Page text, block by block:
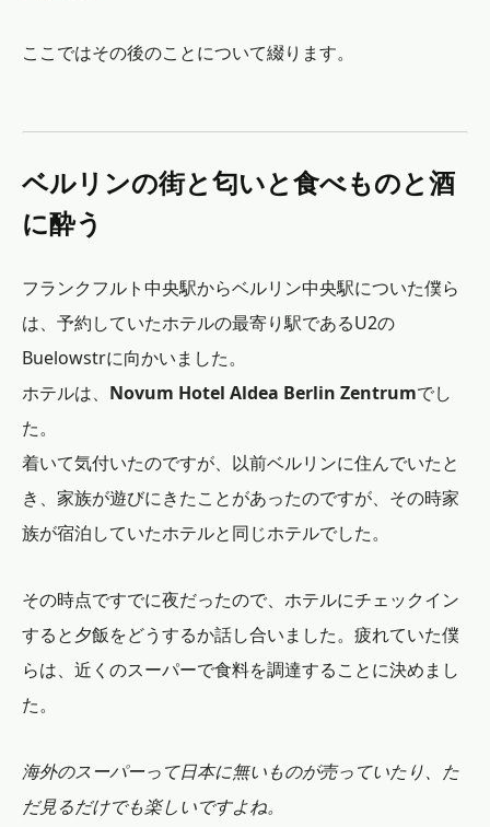
ここではその後のことについて綴ります。
ベルリンの街と匂いと食べものと酒
に酔う
フランクフルト中央駅からベルリン中央駅についた僕ら
は、予約していたホテルの最寄り駅であるU2の
Buelowstrに向かいました。
ホテルは、 Novum Hotel Aldea Berlin Zentrumでし
た。
着いて気付いたのですが、以前ベルリンに住んでいたと
き、家族が遊びにきたことがあったのですが、その時家
族が宿泊していたホテルと同じホテルでした。
その時点ですでに夜だったので、ホテルにチェックイン
すると夕飯をどうするか話し合いました。疲れていた僕
らは、近くのスーパーで食料を調達することに決めまし
た。
海外のスーパーって日本に無いものが売っていたり、た
だ見るだけでも楽しいですよね。